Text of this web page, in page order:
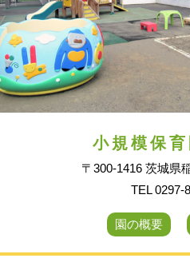
小規模保
〒300-1416 茨城県
TEL 0297-
園の概要